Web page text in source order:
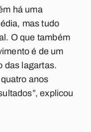
há uma
mas tudo
O que também
é de um
das lagartas.
anos
explicou